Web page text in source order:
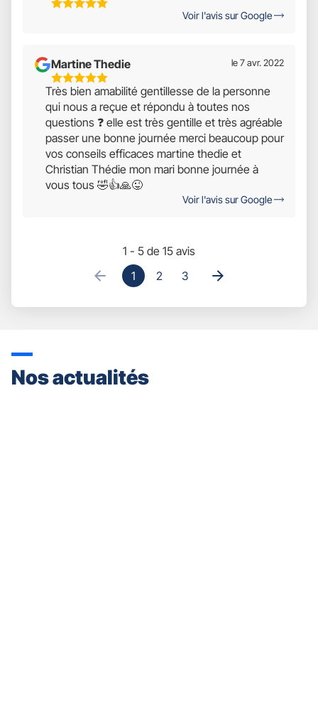
5
Voir l'avis sur Google
Martine Thedie
5
Étoiles
Sur
5
le 7 avr. 2022
Très bien amabilité gentillesse de la personne
qui nous a reçue et répondu à toutes nos
questions ❓ elle est très gentille et très agréable
passer une bonne journée merci beaucoup pour
vos conseils efficaces martine thedie et
Christian Thédie mon mari bonne journée à
vous tous 🤣👍🙏😜
Voir l'avis sur Google
1 - 5 de 15 avis
1
2 3
Nos actualités